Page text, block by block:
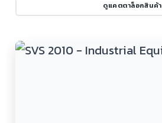
ดูแคตตาล็อกสินค้า